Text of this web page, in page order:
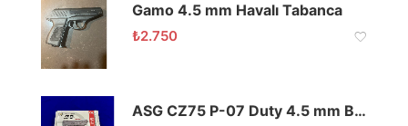
Gamo 4.5 mm Havalı Tabanca
₺2.750
ASG CZ75 P-07 Duty 4.5 mm Blowback